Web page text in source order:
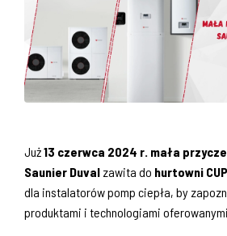
Już13 czerwca 2024 r. mała
Saunier Duval zawita do hurtowni
dla instalatorów pomp ciepła, by
produktami i technologiami